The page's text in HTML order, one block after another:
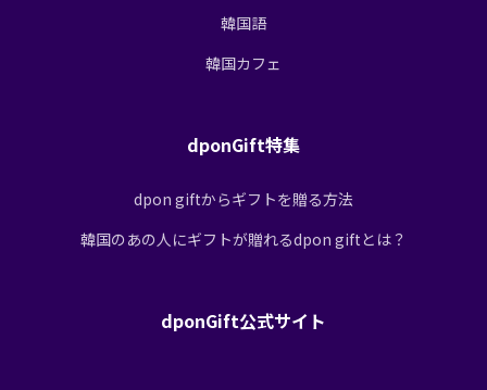
韓国語
韓国カフェ
dponGift特集
dpon giftからギフトを贈る方法
韓国のあの人にギフトが贈れるdpon giftとは？
dponGift公式サイト